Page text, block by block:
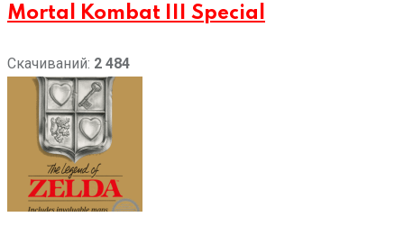
Mortal Kombat III Special
Скачиваний: 2 484